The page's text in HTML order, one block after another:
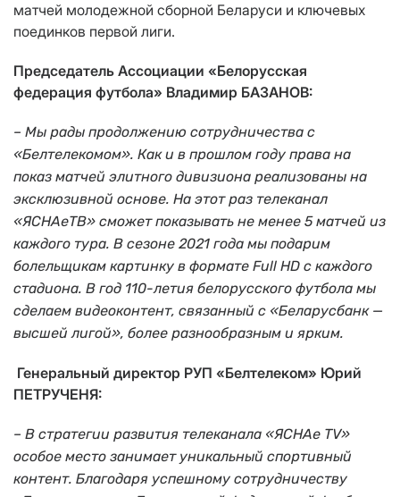
матчей молодежной сборной Беларуси и ключевых
поединков первой лиги.
Председатель Ассоциации «Белорусская
федерация футбола» Владимир БАЗАНОВ:
– Мы рады продолжению сотрудничества с
«Белтелекомом». Как и в прошлом году права на
показ матчей элитного дивизиона реализованы на
эксклюзивной основе. На этот раз телеканал
«ЯСНАеТВ» сможет показывать не менее 5 матчей из
каждого тура. В сезоне 2021 года мы подарим
болельщикам картинку в формате Full HD с каждого
стадиона. В год 110-летия белорусского футбола мы
сделаем видеоконтент, связанный с «Беларусбанк —
высшей лигой», более разнообразным и ярким.
Генеральный директор РУП «Белтелеком» Юрий
ПЕТРУЧЕНЯ:
– В стратегии развития телеканала «ЯСНАе TV»
особое место занимает уникальный спортивный
контент. Благодаря успешному сотрудничеству